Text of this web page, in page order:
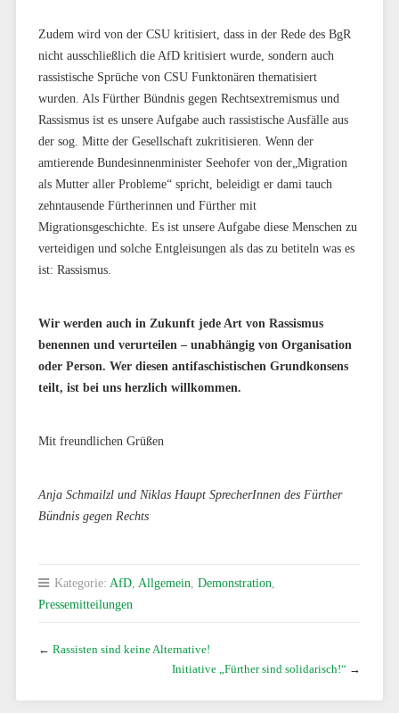
Zudem wird von der CSU kritisiert, dass in der Rede des BgR
nicht ausschließlich die AfD kritisiert wurde, sondern auch
rassistische Sprüche von CSU Funktonären thematisiert
wurden. Als Fürther Bündnis gegen Rechtsextremismus und
Rassismus ist es unsere Aufgabe auch rassistische Ausfälle aus
der sog. Mitte der Gesellschaft zukritisieren. Wenn der
amtierende Bundesinnenminister Seehofer von der„Migration
als Mutter aller Probleme“ spricht, beleidigt er dami tauch
zehntausende Fürtherinnen und Fürther mit
Migrationsgeschichte. Es ist unsere Aufgabe diese Menschen zu
verteidigen und solche Entgleisungen als das zu betiteln was es
ist: Rassismus.
Wir werden auch in Zukunft jede Art von Rassismus
benennen und verurteilen – unabhängig von Organisation
oder Person. Wer diesen antifaschistischen Grundkonsens
teilt, ist bei uns herzlich willkommen.
Mit freundlichen Grüßen
Anja Schmailzl und Niklas Haupt SprecherInnen des Fürther
Bündnis gegen Rechts
Kategorie: AfD, Allgemein Demonstration
Pressemitteilungen
← Rassisten sind keine Alternative!
Initiative „Fürther sind solidarisch!“ →